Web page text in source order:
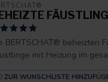
BERTSCHAT® beheizten
mit Heizung im
ZUR WUNSCHLISTE